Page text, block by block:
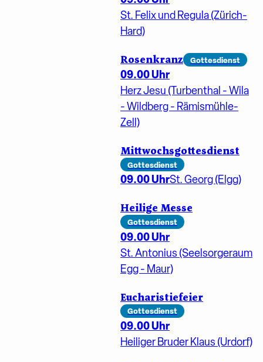
St. Felix und Regula (Zürich-
Hard)
Rosenkranz Gottesdienst
09.00 Uhr
Herz Jesu (Turbenthal - Wila
- Wildberg - Rämismühle-
Zell)
Mittwochsgottesdienst
Gottesdienst
09.00 UhrSt. Georg (Elgg)
Heilige Messe
Gottesdienst
09.00 Uhr
St. Antonius (Seelsorgeraum
Egg - Maur)
Eucharistiefeier
Gottesdienst
09.00 Uhr
Heiliger Bruder Klaus (Urdorf)